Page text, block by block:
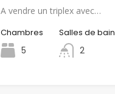
A vendre un triplex avec…
Chambres
5
Salles de bain
2